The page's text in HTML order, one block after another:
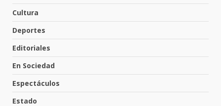
Cultura
Deportes
Editoriales
En Sociedad
Espectáculos
Estado
4
Incendio en taller mecánico de
Arte en Cartonería